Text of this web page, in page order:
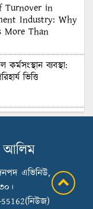
Turnover in
Industry: Why
More Than
কর্মসংস্থান ব্যবস্থা:
ভিত্তি
মার্কিন বাজারে
Texstream
Best Workers–
আলিম
এভিনিউ,